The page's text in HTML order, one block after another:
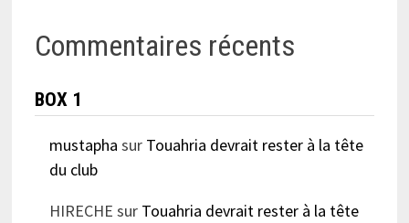
Commentaires récents
BOX 1
mustapha sur Touahria devrait rester à la tête
du club
HIRECHE sur Touahria devrait rester à la tête